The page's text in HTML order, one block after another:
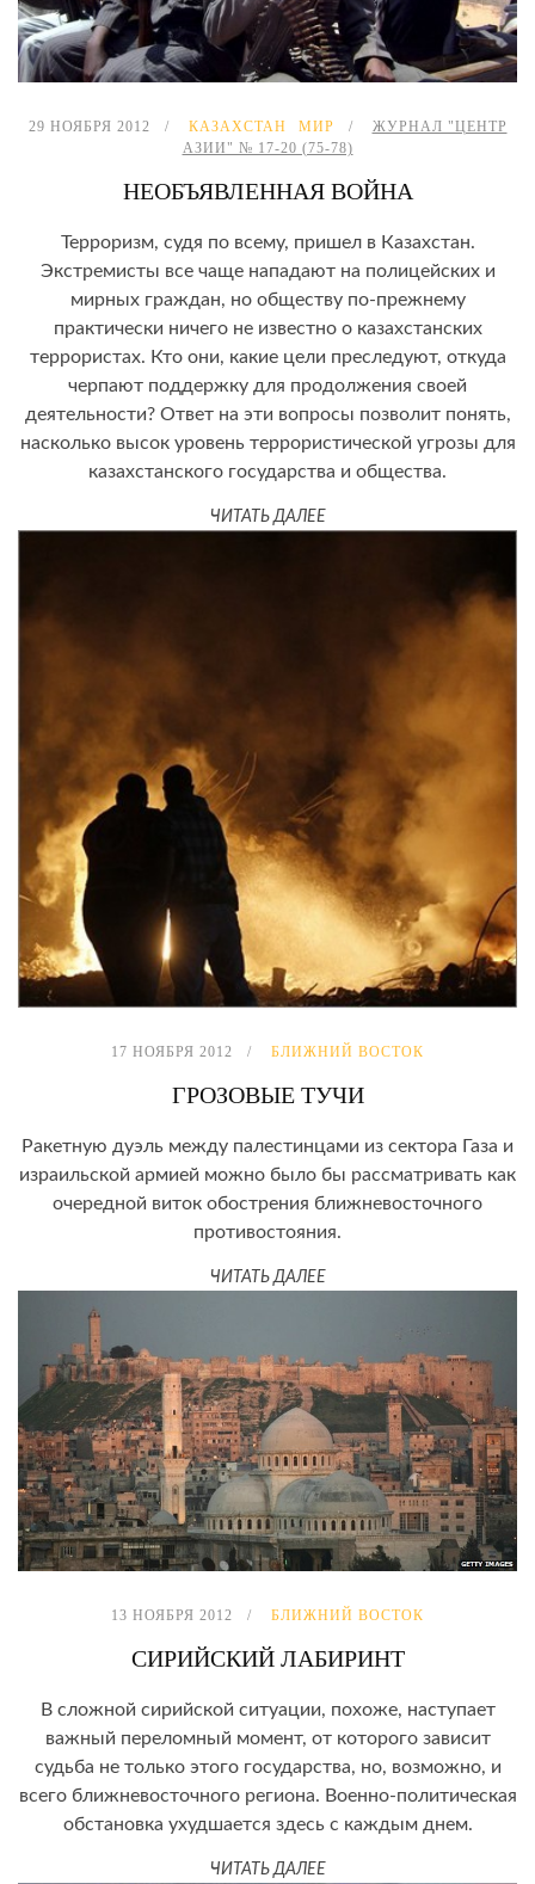
29 НОЯБРЯ 2012 КАЗАХСТАН МИР
ЖУРНАЛ "ЦЕНТР
АЗИИ" № 17-20 (75-78)
НЕОБЪЯВЛЕННАЯ ВОЙНА
Терроризм, судя по всему, пришел в Казахстан.
Экстремисты все чаще нападают на полицейских и
мирных граждан, но обществу по-прежнему
практически ничего не известно о казахстанских
террористах. Кто они, какие цели преследуют, откуда
черпают поддержку для продолжения своей
деятельности? Ответ на эти вопросы позволит понять,
насколько высок уровень террористической угрозы для
казахстанского государства и общества.
ЧИТАТЬ ДАЛЕЕ
17 НОЯБРЯ 2012 БЛИЖНИЙ ВОСТОК
ГРОЗОВЫЕ ТУЧИ
Ракетную дуэль между палестинцами из сектора Газа и
израильской армией можно было бы рассматривать как
очередной виток обострения ближневосточного
противостояния.
ЧИТАТЬ ДАЛЕЕ
13 НОЯБРЯ 2012 БЛИЖНИЙ ВОСТОК
СИРИЙСКИЙ ЛАБИРИНТ
В сложной сирийской ситуации, похоже, наступает
важный переломный момент, от которого зависит
судьба не только этого государства, но, возможно, и
всего ближневосточного региона. Военно-политическая
обстановка ухудшается здесь с каждым днем.
ЧИТАТЬ ДАЛЕЕ